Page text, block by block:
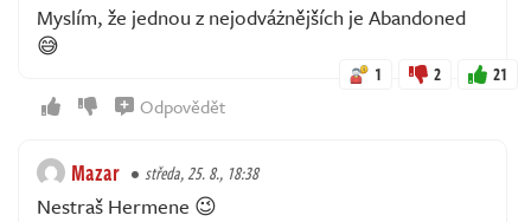
Myslím, že jednou z nejodváżnějších je Abandoned
😅
1 2 21
Odpovědět
Mazar středa, 25. 8., 18:38
Nestraš Hermene 😉